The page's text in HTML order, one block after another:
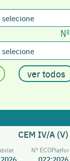
CEM IV/A
Nº